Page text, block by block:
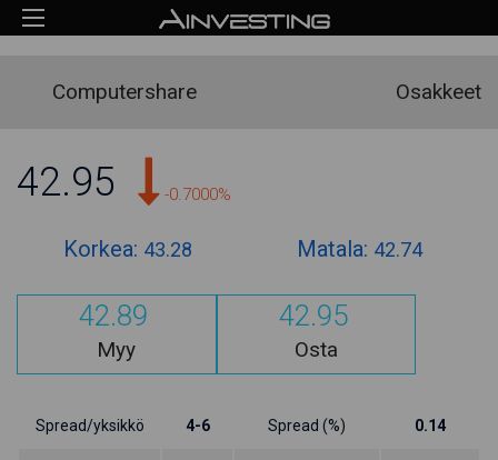
Computershare Osakkeet
42.95 -0.7000%
Korkea: 43.28 Matala: 42.74
42.89
Myy
42.95
Osta
Spread/yksikkö 4-6 Spread (%) 0.14